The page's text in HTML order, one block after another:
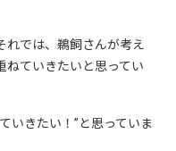
れでは、鵜飼さんが考え
ねていきたいと思ってい
いきたい！”と思っていま